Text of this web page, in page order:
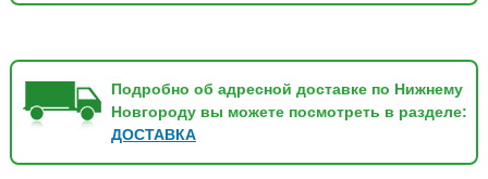
Подробно об адресной доставке по Нижнему
Новгороду вы можете посмотреть в разделе:
ДОСТАВКА